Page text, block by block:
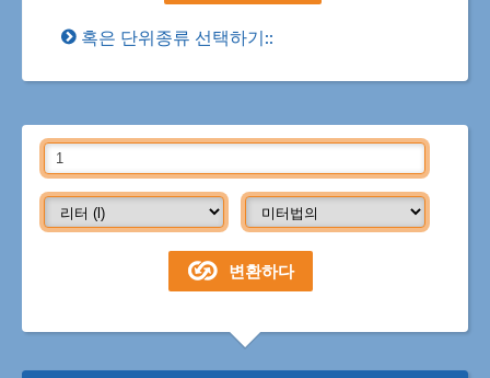
혹은 단위종류 선택하기::